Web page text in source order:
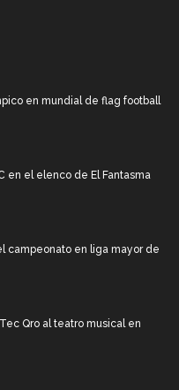
en mundial de flag football
en el elenco de El Fantasma
campeonato en liga mayor de
Qro al teatro musical en